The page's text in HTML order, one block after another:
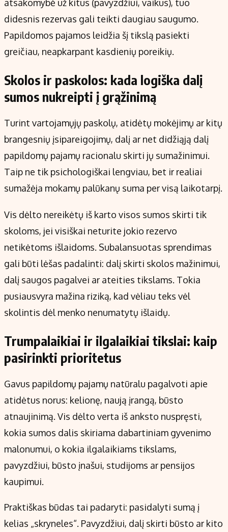
atsakomybė už kitus (pavyzdžiui, vaikus), tuo
didesnis rezervas gali teikti daugiau saugumo.
Papildomos pajamos leidžia šį tikslą pasiekti
greičiau, neapkarpant kasdienių poreikių.
Skolos ir paskolos: kada logiška dalį
sumos nukreipti į grąžinimą
Turint vartojamųjų paskolų, atidėtų mokėjimų ar kitų
brangesnių įsipareigojimų, dalį ar net didžiąją dalį
papildomų pajamų racionalu skirti jų sumažinimui.
Taip ne tik psichologiškai lengviau, bet ir realiai
sumažėja mokamų palūkanų suma per visą laikotarpį.
Vis dėlto nereikėtų iš karto visos sumos skirti tik
skoloms, jei visiškai neturite jokio rezervo
netikėtoms išlaidoms. Subalansuotas sprendimas
gali būti lėšas padalinti: dalį skirti skolos mažinimui,
dalį saugos pagalvei ar ateities tikslams. Tokia
pusiausvyra mažina riziką, kad vėliau teks vėl
skolintis dėl menko nenumatytų išlaidų.
Trumpalaikiai ir ilgalaikiai tikslai: kaip
pasirinkti prioritetus
Gavus papildomų pajamų natūralu pagalvoti apie
atidėtus norus: kelionę, naują įrangą, būsto
atnaujinimą. Vis dėlto verta iš anksto nuspręsti,
kokia sumos dalis skiriama dabartiniam gyvenimo
malonumui, o kokia ilgalaikiams tikslams,
pavyzdžiui, būsto įnašui, studijoms ar pensijos
kaupimui.
Praktiškas būdas tai padaryti: pasidalyti sumą į
kelias „skryneles“. Pavyzdžiui, dalį skirti būsto ar kito